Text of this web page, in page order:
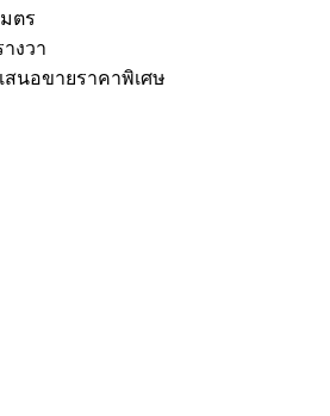
ตร
งวา
เสนอขายราคาพิเศษ